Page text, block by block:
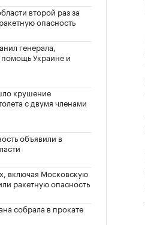
второй раз за
опасность
генерала,
помощь Украине и
крушение
с двумя членами
объявили в
включая Московскую
ракетную опасность
собрала в прокате